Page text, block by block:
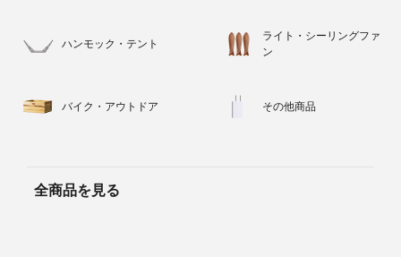
ハンモック・テント
ライト・シーリングファ
ン
バイク・アウトドア その他商品
全商品を見る